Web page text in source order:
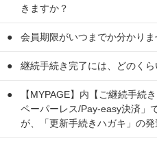
きますか？
会員期限がいつまでか分かりま
継続手続き完了には、どのく
【MYPAGE】内【ご継続手続
ペーパーレス/Pay-easy決済」
が、「更新手続きハガキ」の